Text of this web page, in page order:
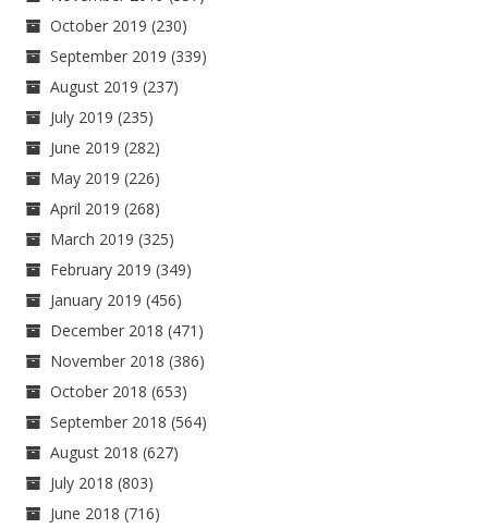
October 2019 (230)
September 2019 (339)
August 2019 (237)
July 2019 (235)
June 2019 (282)
May 2019 (226)
April 2019 (268)
March 2019 (325)
February 2019 (349)
January 2019 (456)
December 2018 (471)
November 2018 (386)
October 2018 (653)
September 2018 (564)
August 2018 (627)
July 2018 (803)
June 2018 (716)